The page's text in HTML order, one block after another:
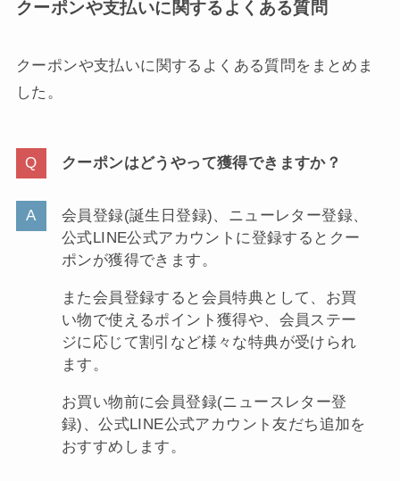
クーポンや支払いに関するよくある質問
クーポンや支払いに関するよくある質問をまとめま
した。
クーポンはどうやって獲得できますか？
会員登録(誕生日登録)、ニューレター登録、
公式LINE公式アカウントに登録するとクー
ポンが獲得できます。
また会員登録すると会員特典として、お買
い物で使えるポイント獲得や、会員ステー
ジに応じて割引など様々な特典が受けられ
ます。
お買い物前に会員登録(ニュースレター登
録)、公式LINE公式アカウント友だち追加を
おすすめします。